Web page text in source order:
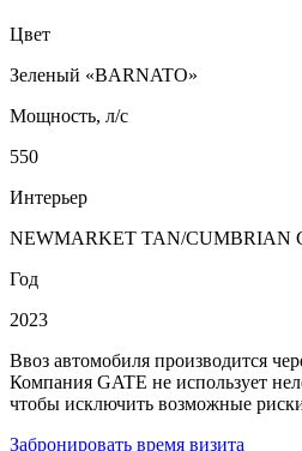
Цвет
Зеленый «BARNATO»
Мощность, л/с
550
Интерьер
NEWMARKET TAN/CUMBRIAN
Год
2023
Ввоз автомобиля производится
Компания GATE не использует
чтобы исключить возможные
Забронировать время визита